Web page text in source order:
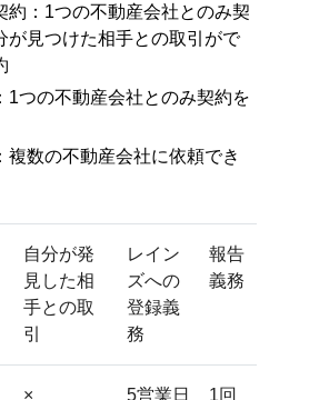
約：1つの不動産会社とのみ契
が見つけた相手との取引がで
1つの不動産会社とのみ契約を
複数の不動産会社に依頼でき
自分が発
見した相
手との取
引
レイン
ズへの
登録義
務
報告
義務
×
5営業日
1回